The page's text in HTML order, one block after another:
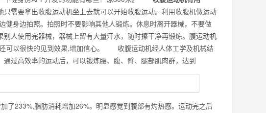
需要拿出收腹运动机坐上去就可以开始收腹运动。利用收腹机做运动
身边拍照。拍照时不要影响其他人锻炼。休息时离开器械，不要做
人使用完器械，器械上留有大量汗水，随时擦干净再锻炼。腹运动机
可以很快的见到效果,增加信心。 收腹运动机经人体工学及机械结
过高效率的运动后，可以锻炼腰、腹、臂、腿部肌肉群，达到
了233%,脂肪消耗增加26%。明显感觉到腹部有灼热感。运动完之后